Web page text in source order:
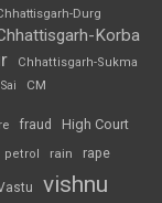
Durg
Korba
Chhattisgarh-Sukma
CM
fraud High Court
petrol rain rape
vishnu